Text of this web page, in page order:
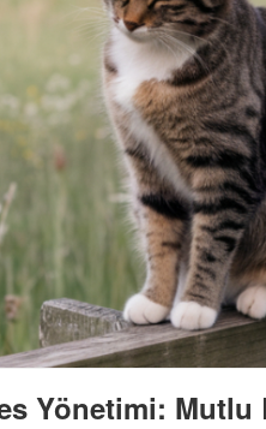
Yönetimi: Mutlu
Kedi Yavrusunu Neden
ve Terk Eder?
Beslenebilecek En Tatlı 21
Kedi Cinsi
Kedilerde Pire Nasıl